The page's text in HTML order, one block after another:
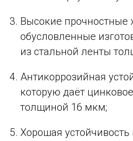
Высокие прочностные
обусловленные
из стальной ленты
Антикоррозийная
которую даёт
толщиной 16 мкм;
Хорошая